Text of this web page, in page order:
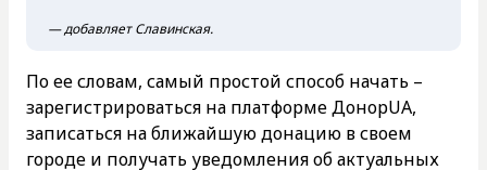
— добавляет Славинская.
По ее словам, самый простой способ начать –
зарегистрироваться на платформе ДонорUA,
записаться на ближайшую донацию в своем
городе и получать уведомления об актуальных